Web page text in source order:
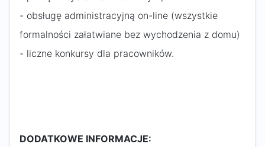
- obsługę administracyjną on-line (wszystkie
formalności załatwiane bez wychodzenia z domu)
- liczne konkursy dla pracowników.
DODATKOWE INFORMACJE: